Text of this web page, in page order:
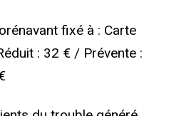
fixé à : Carte
: 32 € / Prévente :